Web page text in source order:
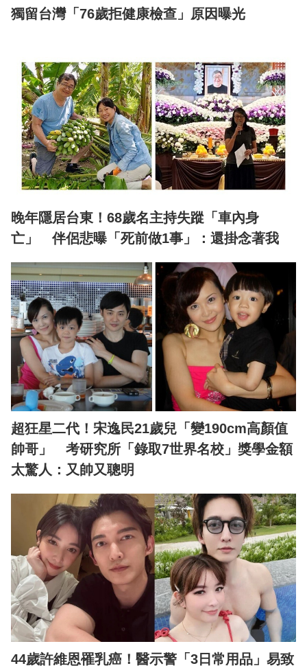
獨留台灣「76歲拒健康檢查」原因曝光
晚年隱居台東！68歲名主持失蹤「車內身
亡」 伴侶悲曝「死前做1事」：還掛念著我
超狂星二代！宋逸民21歲兒「變190cm高顏值
帥哥」 考研究所「錄取7世界名校」獎學金額
太驚人：又帥又聰明
44歲許維恩罹乳癌！醫示警「3日常用品」易致